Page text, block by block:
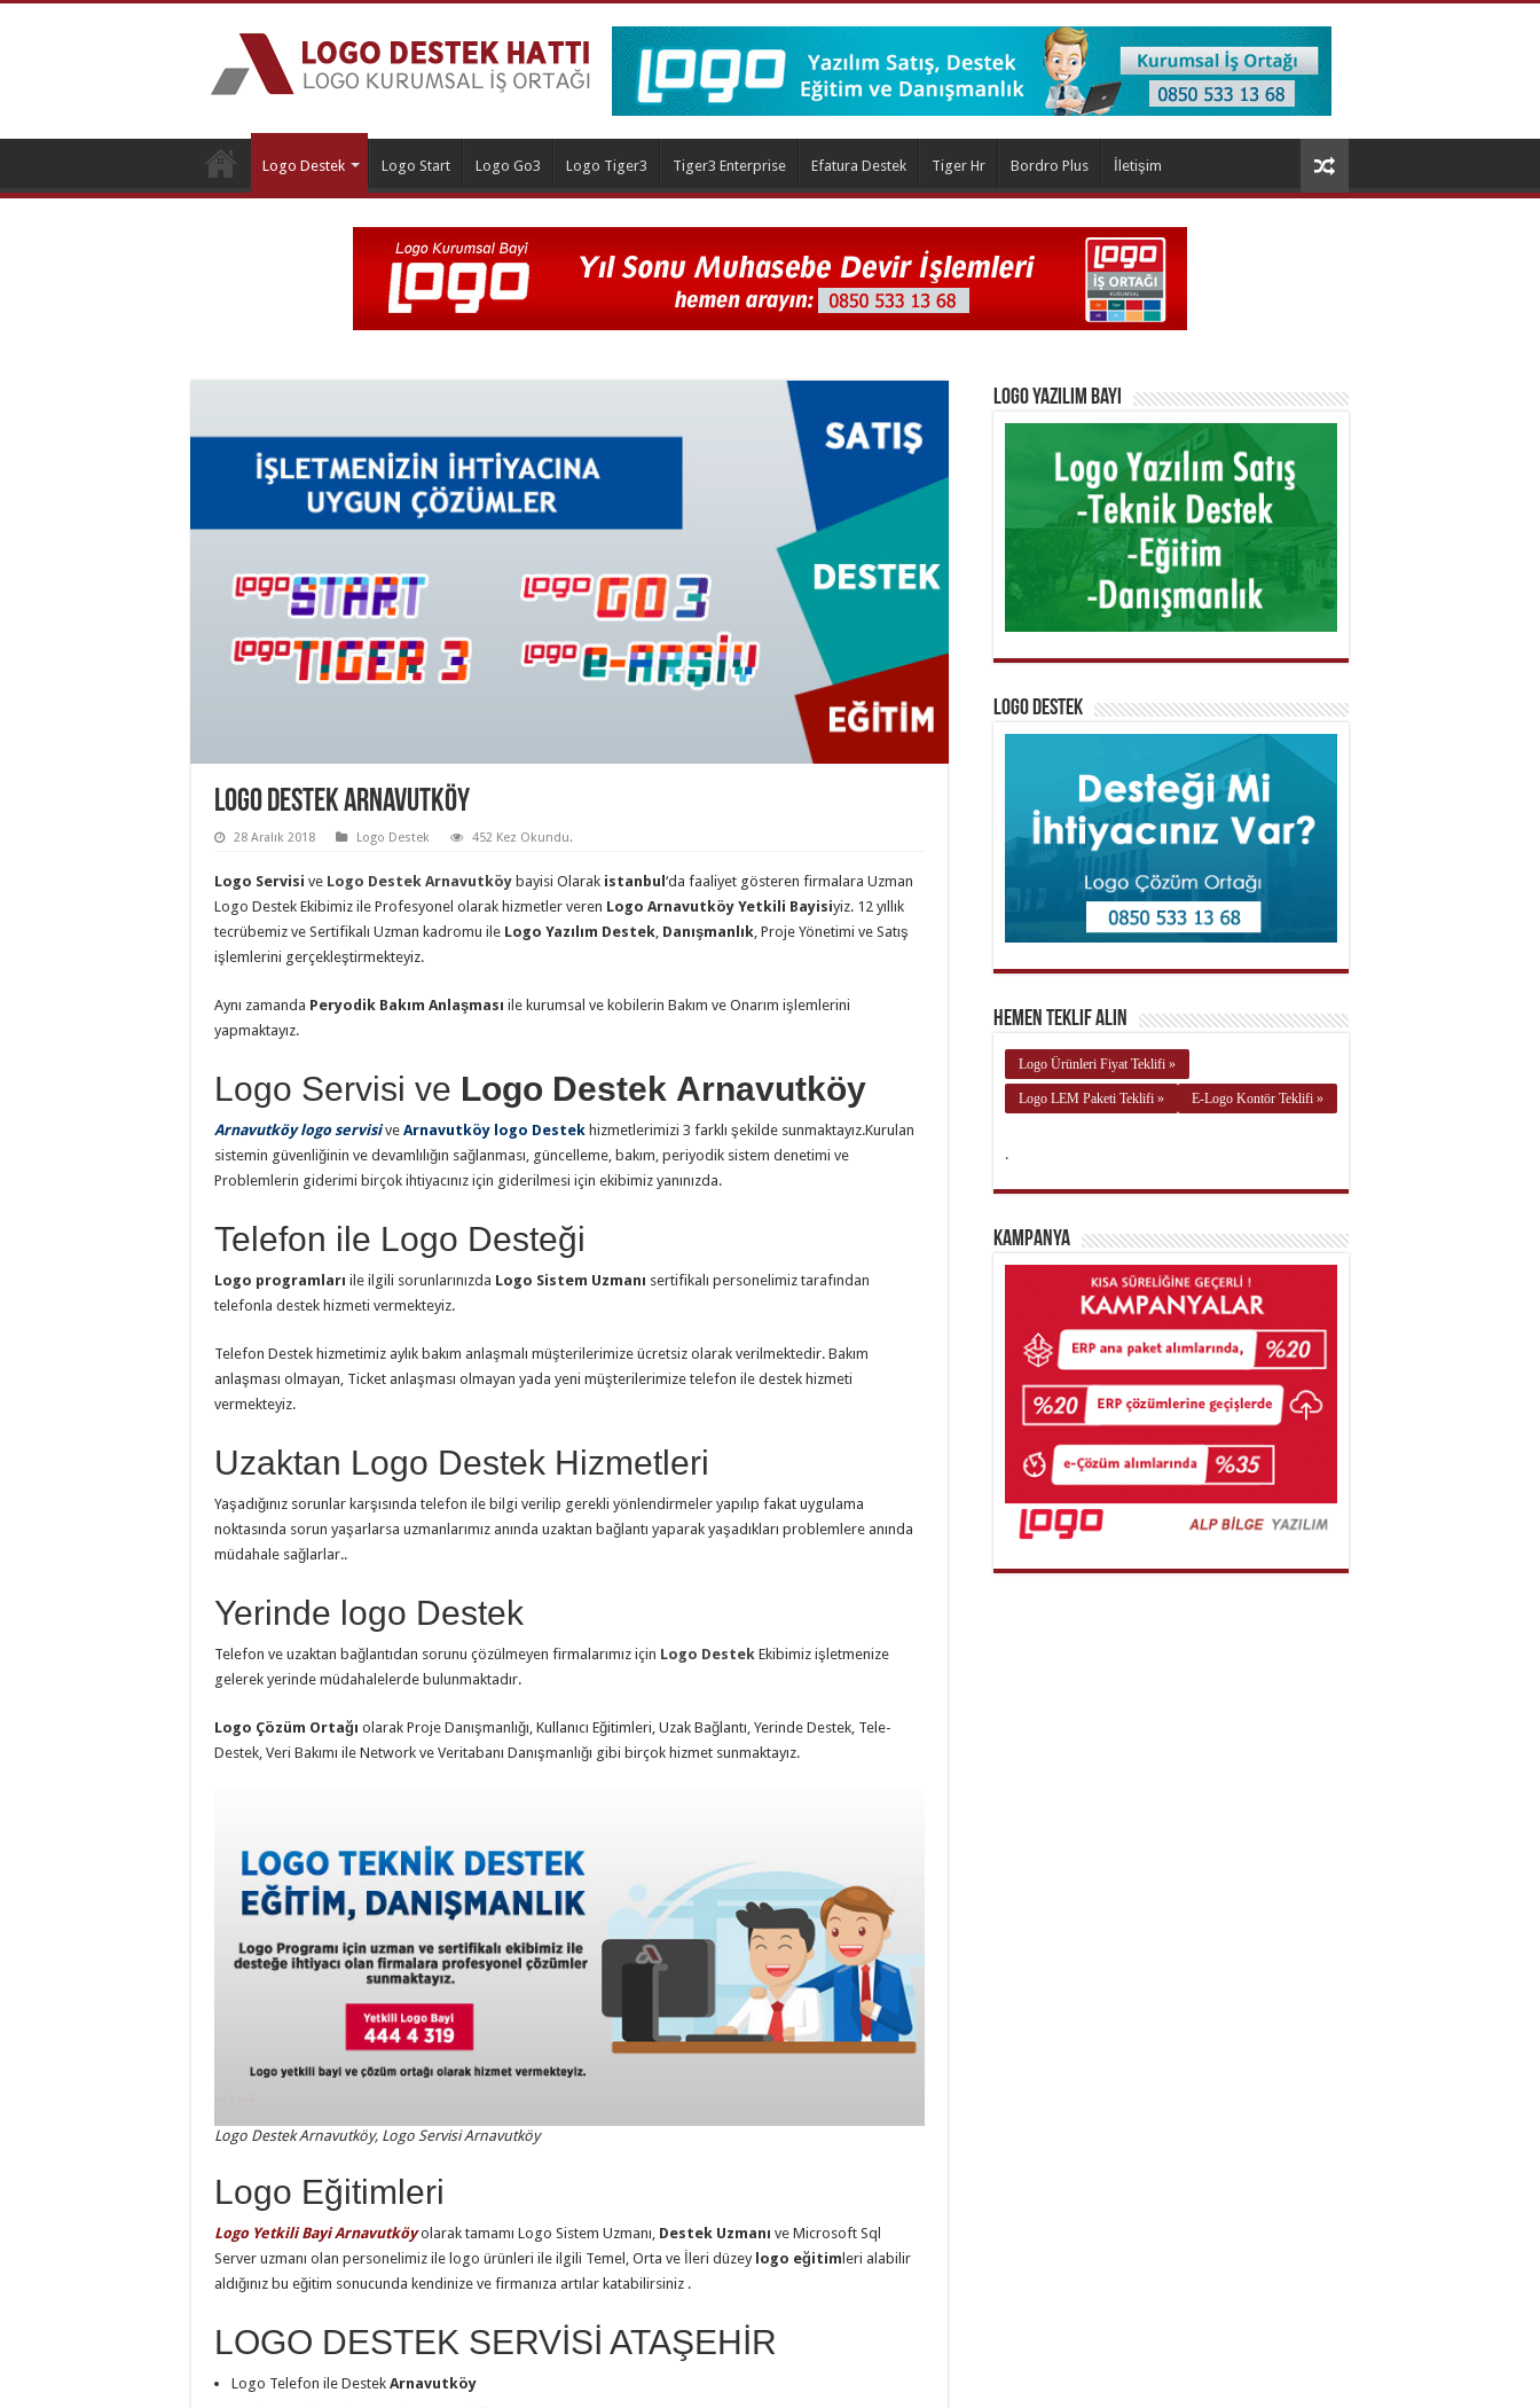
Logo Destek Logo Start Logo Go3 Logo Tiger3 Tiger3 Enterprise Efatura Destek Tiger Hr Bordro Plus İletişim
Logo Destek Arnavutköy
28 Aralık 2018 Logo Destek 452 Kez Okundu.
Logo Servisi ve Logo Destek Arnavutköy bayisi Olarak istanbul‘da faaliyet gösteren firmalara Uzman
Logo Destek Ekibimiz ile Profesyonel olarak hizmetler veren Logo Arnavutköy Yetkili Bayisiyiz. 12 yıllık
tecrübemiz ve Sertifikalı Uzman kadromu ile Logo Yazılım Destek Danışmanlık , Proje Yönetimi ve Satış
işlemlerini gerçekleştirmekteyiz.
Aynı zamanda Peryodik Bakım Anlaşması ile kurumsal ve kobilerin Bakım ve Onarım işlemlerini
yapmaktayız.
Logo Servisi ve Logo Destek Arnavutköy
Arnavutköy logo servisive Arnavutköy logo Destek hizmetlerimizi 3 farklı şekilde sunmaktayız.Kurulan
sistemin güvenliğinin ve devamlılığın sağlanması, güncelleme, bakım, periyodik sistem denetimi ve
Problemlerin giderimi birçok ihtiyacınız için giderilmesi için ekibimiz yanınızda.
Telefon ile Logo Desteği
Logo programları ile ilgili sorunlarınızda Logo Sistem Uzmanı sertifikalı personelimiz tarafından
telefonla destek hizmeti vermekteyiz.
Telefon Destek hizmetimiz aylık bakım anlaşmalı müşterilerimize ücretsiz olarak verilmektedir. Bakım
anlaşması olmayan, Ticket anlaşması olmayan yada yeni müşterilerimize telefon ile destek hizmeti
vermekteyiz.
Uzaktan Logo Destek Hizmetleri
Yaşadığınız sorunlar karşısında telefon ile bilgi verilip gerekli yönlendirmeler yapılıp fakat uygulama
noktasında sorun yaşarlarsa uzmanlarımız anında uzaktan bağlantı yaparak yaşadıkları problemlere anında
müdahale sağlarlar..
Yerinde logo Destek
Telefon ve uzaktan bağlantıdan sorunu çözülmeyen firmalarımız için Logo Destek Ekibimiz işletmenize
gelerek yerinde müdahalelerde bulunmaktadır.
Logo Çözüm Ortağı olarak Proje Danışmanlığı, Kullanıcı Eğitimleri, Uzak Bağlantı, Yerinde Destek, Tele-
Destek, Veri Bakımı ile Network ve Veritabanı Danışmanlığı gibi birçok hizmet sunmaktayız.
Logo Destek Arnavutköy, Logo Servisi Arnavutköy
Logo Eğitimleri
Logo Yetkili Bayi Arnavutköyolarak tamamı Logo Sistem Uzmanı, Destek Uzmanı ve Microsoft Sql
Server uzmanı olan personelimiz ile logo ürünleri ile ilgili Temel, Orta ve İleri düzey logo eğitimleri alabilir
aldığınız bu eğitim sonucunda kendinize ve firmanıza artılar katabilirsiniz .
LOGO DESTEK SERVİSİ ATAŞEHİR
Logo Telefon ile Destek Arnavutköy
Logo Yazılım Bayi
Logo Destek
Hemen Teklif Alın
Logo Ürünleri Fiyat Teklifi »
Logo LEM Paketi Teklifi » E-Logo Kontör Teklifi »
.
Kampanya